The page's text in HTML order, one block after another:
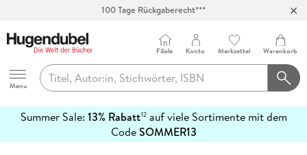
100 Tage Rückgaberecht***
Hugendubel
Menu
Filiale Konto Merkzettel Warenkorb
Summer Sale: 13% Rabatt12auf viele Sortimente mit dem
CodeSOMMER13
erfahren